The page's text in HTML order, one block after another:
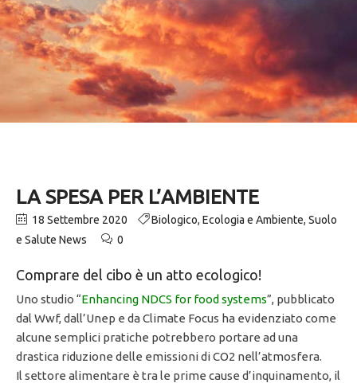
LA SPESA PER L’AMBIENTE
18 Settembre 2020 Biologico, Ecologia e Ambiente, Suolo
e Salute News
0
Comprare del cibo è un atto ecologico!
Uno studio “Enhancing NDCS for food systems”, pubblicato
dal Wwf, dall’Unep e da Climate Focus ha evidenziato come
alcune semplici pratiche potrebbero portare ad una
drastica riduzione delle emissioni di CO2 nell’atmosfera.
Il settore alimentare è tra le prime cause d’inquinamento, il